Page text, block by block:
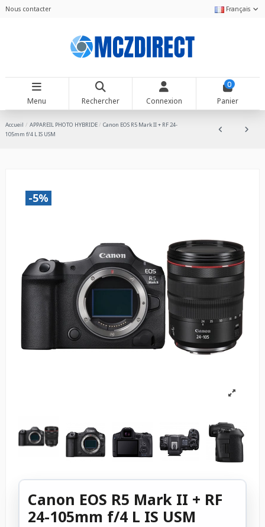
Nous contacter Français
Menu Rechercher Connexion
0
Panier
Accueil APPAREIL PHOTO HYBRIDE
Canon EOS R5 Mark II + RF 24-
105mm f/4 L IS USM
-5%
Canon EOS R5 Mark II + RF
24-105mm f/4 L IS USM